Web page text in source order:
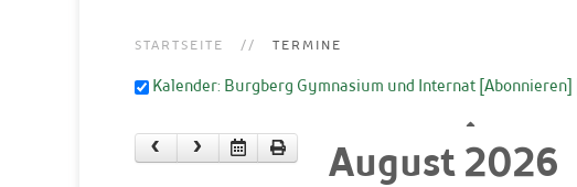
STARTSEITE TERMINE
Kalender: Burgberg Gymnasium und Internat [Abonnieren]
August 2026